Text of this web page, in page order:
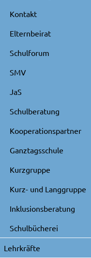
Kontakt
Elternbeirat
Schulforum
SMV
JaS
Schulberatung
Kooperationspartner
Ganztagsschule
Kurzgruppe
Kurz- und Langgruppe
Inklusionsberatung
Schulbücherei
Lehrkräfte